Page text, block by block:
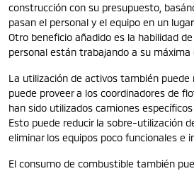
construcción con su presupuesto,
pasan el personal y el equipo en un
Otro beneficio añadido es la habilidad
personal están trabajando a su máxima
La utilización de activos también
puede proveer a los coordinadores de
han sido utilizados camiones
Esto puede reducir la sobre-utilización
eliminar los equipos poco funcionales e
El consumo de combustible también